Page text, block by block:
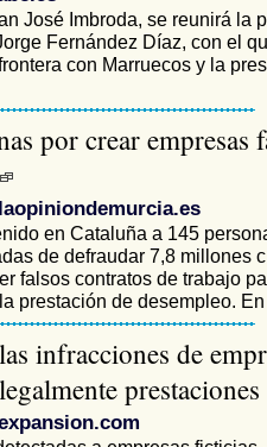
José Imbroda, se reunirá la
Fernández Díaz, con el
con Marruecos y la
por crear empresas
en Cataluña a 145
de defraudar 7,8 millones
falsos contratos de trabajo
prestación de desempleo.
infracciones de
prestaciones